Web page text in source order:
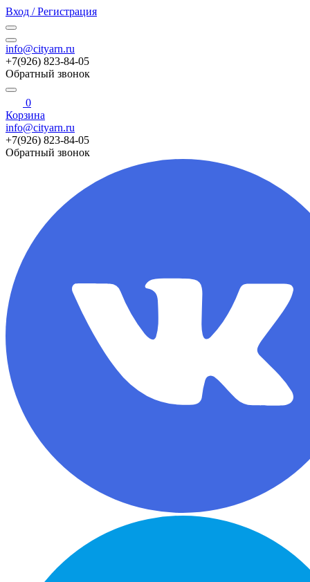
Вход / Регистрация
info@cityarn.ru
+7(926) 823-84-05
Обратный звонок
0
Корзина
info@cityarn.ru
+7(926) 823-84-05
Обратный звонок